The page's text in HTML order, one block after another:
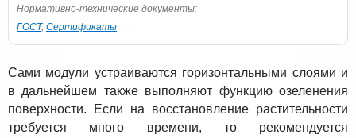
Нормативно-технические документы:
ГОСТ, Сертификаты
Сами модули устраиваются горизонтальными слоями и
в дальнейшем также выполняют функцию озеленения
поверхности. Если на восстановление растительности
требуется много времени, то рекомендуется